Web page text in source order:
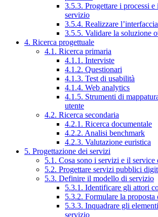
3.5.3. Progettare i processi e i
servizio
3.5.4. Realizzare
3.5.5. Validare la soluzione
4. Ricerca progettuale
4.1. Ricerca primaria
4.1.1. Interviste
4.1.2. Questionari
4.1.3. Test di usabilità
4.1.4. Web analytics
4.1.5. Strumenti di
utente
4.2. Ricerca secondaria
4.2.1. Ricerca documentale
4.2.2. Analisi benchmark
4.2.3. Valutazione euristica
5. Progettazione dei servizi
5.1. Cosa sono i servizi e il service
5.2. Progettare servizi pubblici
5.3. Definire il modello di servizio
5.3.1. Identificare gli attori
5.3.2. Formulare la proposta
5.3.3. Inquadrare gli
servizio